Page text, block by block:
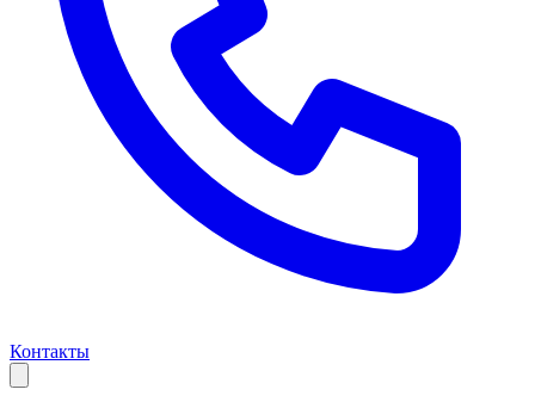
Контакты